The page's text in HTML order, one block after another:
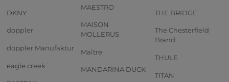
DKNY
doppler
doppler Manufaktur
eagle creek
MAESTRO
MAISON
MOLLERUS
Maître
MANDARINA DUCK
THE BRIDGE
The Chesterfield
Brand
THULE
TITAN